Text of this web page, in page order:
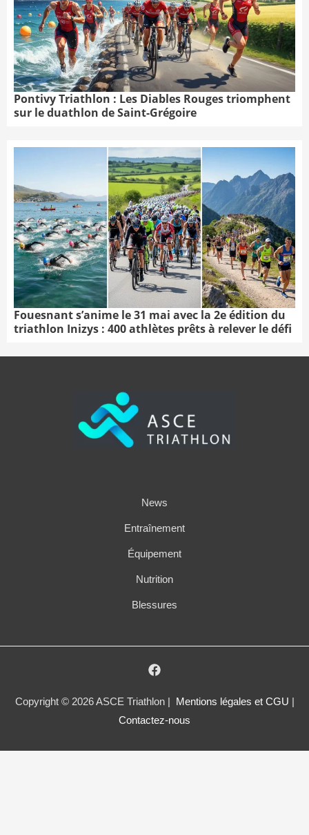
Pontivy Triathlon : Les Diables Rouges triomphent
sur le duathlon de Saint-Grégoire
Fouesnant s’anime le 31 mai avec la 2e édition du
triathlon Inizys : 400 athlètes prêts à relever le défi
News
Entraînement
Équipement
Nutrition
Blessures
Copyright © 2026 ASCE Triathlon | Mentions légales et CGU
Contactez-nous